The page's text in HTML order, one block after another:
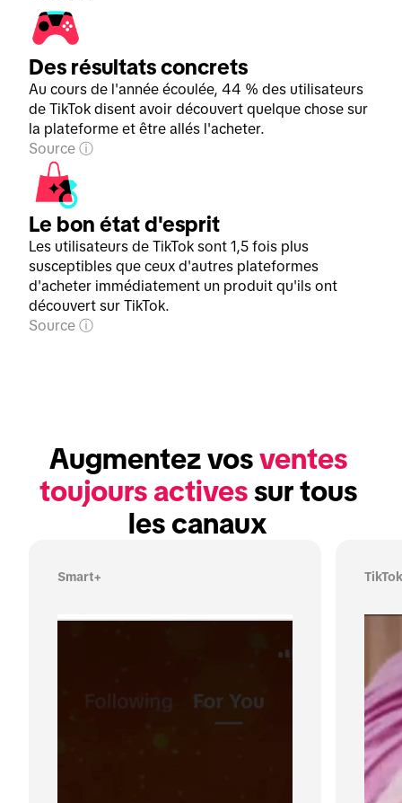
Des résultats concrets
Au cours de l'année écoulée, 44 % des utilisateurs
de TikTok disent avoir découvert quelque chose sur
la plateforme et être allés l'acheter.
Source
Le bon état d'esprit
Les utilisateurs de TikTok sont 1,5 fois plus
susceptibles que ceux d'autres plateformes
d'acheter immédiatement un produit qu'ils ont
découvert sur TikTok.
Source
Augmentez vos ventes
toujours actives sur tous
les canaux
Smart+